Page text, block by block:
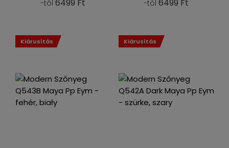
-tól 6499 Ft -tól 6499 Ft
Kiárusítás Kiárusítás